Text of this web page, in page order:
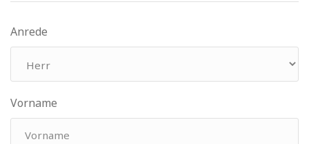
Anrede
Vorname